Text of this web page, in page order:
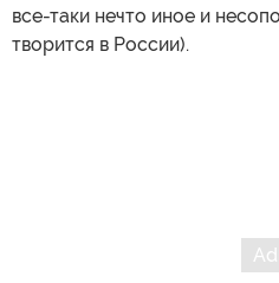
все-таки нечто иное и
творится в России).